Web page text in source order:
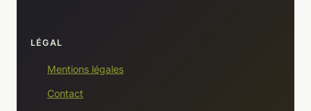
LÉGAL
Mentions légales
Contact